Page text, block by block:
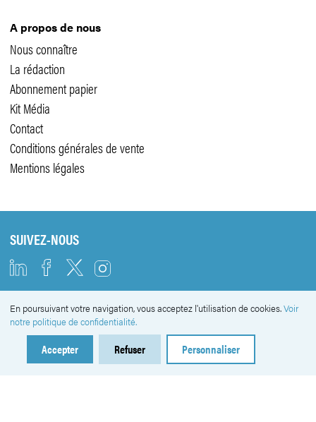
A propos de nous
Nous connaître
La rédaction
Abonnement papier
Kit Média
Contact
Conditions générales de vente
Mentions légales
SUIVEZ-NOUS
NEWSLETTER
En poursuivant votre navigation, vous acceptez l'utilisation de cookies.Voir
notre politique de confidentialité.
Accepter Refuser Personnaliser